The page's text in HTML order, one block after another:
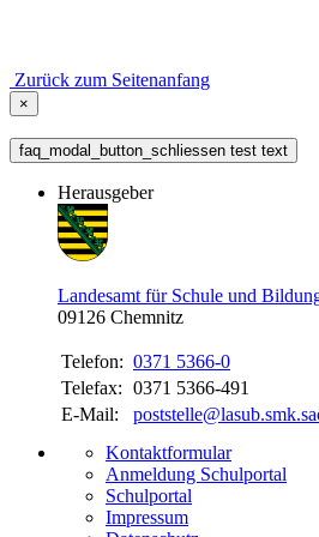
Zurück zum Seitenanfang
×
faq_modal_button_schliessen test text
Herausgeber
Landesamt für Schule und
09126 Chemnitz
Telefon: 0371 5366-0
Telefax: 0371 5366-491
E-Mail:
Kontaktformular
Anmeldung Schulportal
Schulportal
Impressum